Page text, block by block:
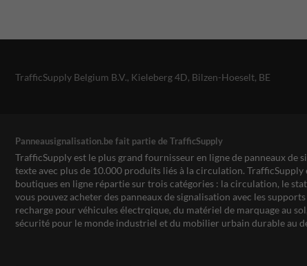
TrafficSupply Belgium B.V., Kieleberg 4D, Bilzen-Hoeselt, BE
Panneausignalisation.be fait partie de TrafficSupply
TrafficSupply est le plus grand fournisseur en ligne de panneaux de
texte avec plus de 10.000 produits liés à la circulation.
boutiques en ligne répartie sur trois catégories : la circulation, le
vous pouvez acheter des panneaux de signalisation avec les
recharge pour véhicules électrqique, du matériel de marquage au
sécurité pour le monde industriel et du mobilier urbain durable au